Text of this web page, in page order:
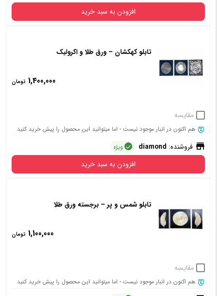
افزودن به سبد خرید
تابلو کهکشان – ورق طلا و اکرولیک
1,400,000 تومان
مقایسه
هم اکنون در انبار موجود نیست - اما میتوانید این محصول را پیش خرید کنید
فروشنده: diamond ویژه
افزودن به سبد خرید
تابلو شمس و پر – برجسته ورق طلا
1,100,000 تومان
مقایسه
هم اکنون در انبار موجود نیست - اما میتوانید این محصول را پیش خرید کنید